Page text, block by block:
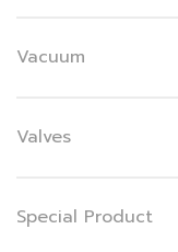
Vacuum
Valves
Special Product